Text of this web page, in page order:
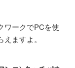
ワークでPCを使
ますよ。